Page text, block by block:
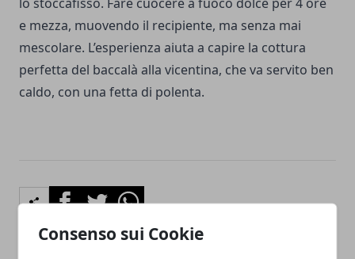
Consenso sui Cookie
e mezza, muovendo il recipiente, ma senza mai
mescolare. L’esperienza aiuta a capire la cottura
perfetta del baccalà alla vicentina, che va servito ben
caldo, con una fetta di polenta.
FacebookTwitterWhatsapp